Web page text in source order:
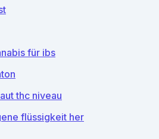
für ibs
thc niveau
flüssigkeit her